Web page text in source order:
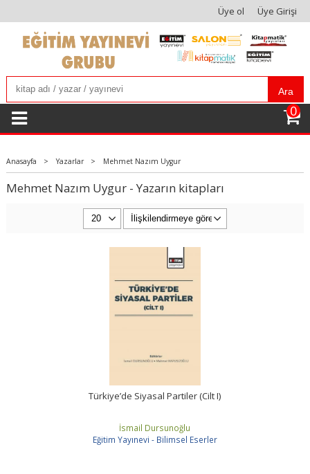
Üye ol Üye Girişi
Ara
0
Anasayfa > Yazarlar > Mehmet Nazım Uygur
Mehmet Nazım Uygur - Yazarın kitapları
Türkiye’de Siyasal Partiler (Cilt I)
İsmail Dursunoğlu
Eğitim Yayınevi - Bilimsel Eserler